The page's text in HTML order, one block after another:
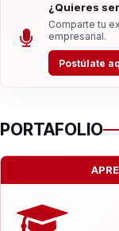
¿Quieres
Comparte tu
empresarial.
Postúlate
PORTAFOLIO